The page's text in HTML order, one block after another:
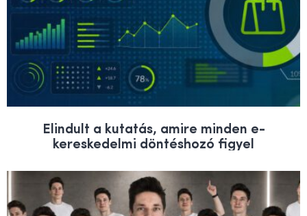
Elindult a kutatás, amire minden e-
kereskedelmi döntéshozó figyel